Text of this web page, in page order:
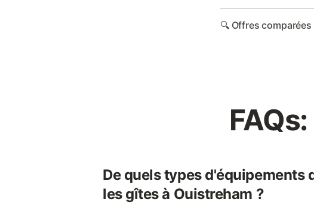
🔍 Offres comparées
De quels types d'équipements
les gîtes à Ouistreham ?